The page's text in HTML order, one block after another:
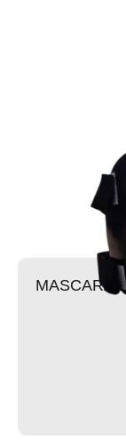
MASCARA